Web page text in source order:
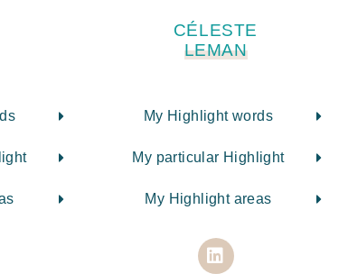
CÉLESTE
LEMAN
My Highlight words
My particular Highlight
My Highlight areas